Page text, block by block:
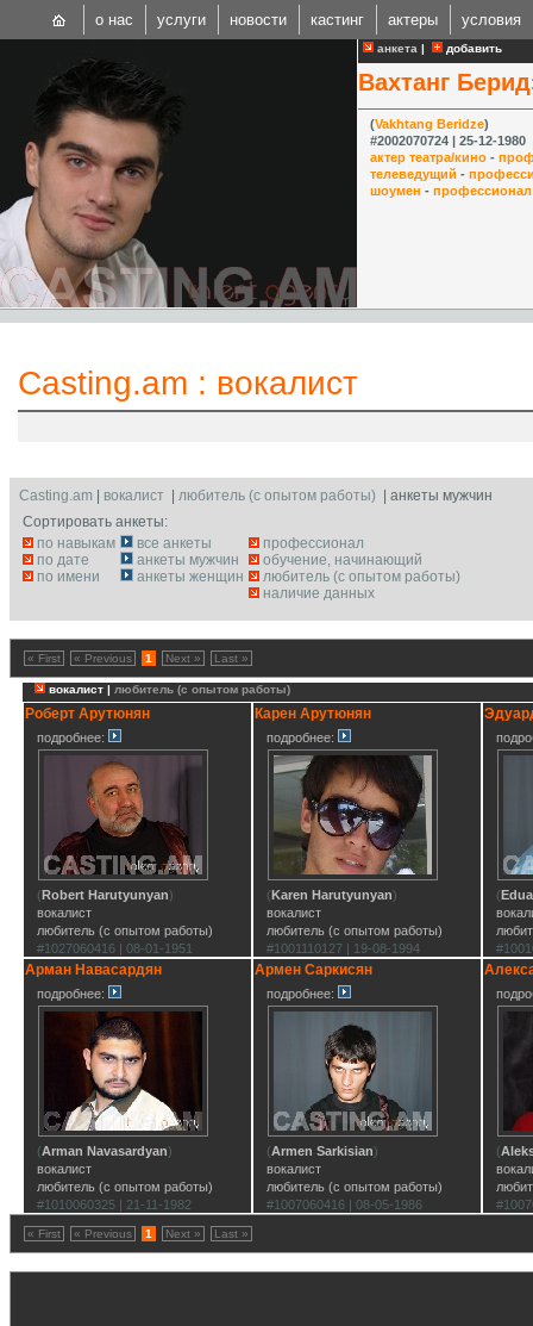
анкета | добавить
Вахтанг
(Vakhtang Beridze)
#2002070724 | 25-12-1980
актер театра/кино -
телеведущий -
шоумен - профессионал
Casting.am : вокалист
Casting.am вокалист любитель (с опытом работы) | анкеты мужчин
Сортировать анкеты:
по навыкам
по дате
по имени
все анкеты
анкеты мужчин
анкеты женщин
профессионал
обучение, начинающий
любитель (с опытом работы)
наличие данных
« First « Previous 1 Next » Last »
вокалист | любитель (с опытом работы)
Роберт Арутюнян
подробнее:
(Robert Harutyunyan)
вокалист
любитель (с опытом работы)
#1027060416 | 08-01-1951
Карен Арутюнян
подробнее:
(Karen Harutyunyan)
вокалист
любитель (с опытом работы)
#1001110127 | 19-08-1994
(
Арман Навасардян
подробнее:
(Arman Navasardyan)
вокалист
любитель (с опытом работы)
#1010060325 | 21-11-1982
Армен Саркисян
подробнее:
(Armen Sarkisian)
вокалист
любитель (с опытом работы)
#1007060416 | 08-05-1986
(
« First « Previous 1 Next » Last »
о нас услуги новости кастинг актеры условия